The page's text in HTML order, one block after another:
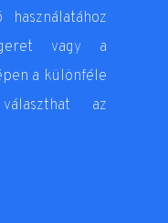
vagy a
a különféle
az